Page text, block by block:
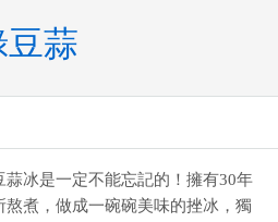
蒜
冰是一定不能忘記的！擁有30年
煮，做成一碗碗美味的挫冰，獨